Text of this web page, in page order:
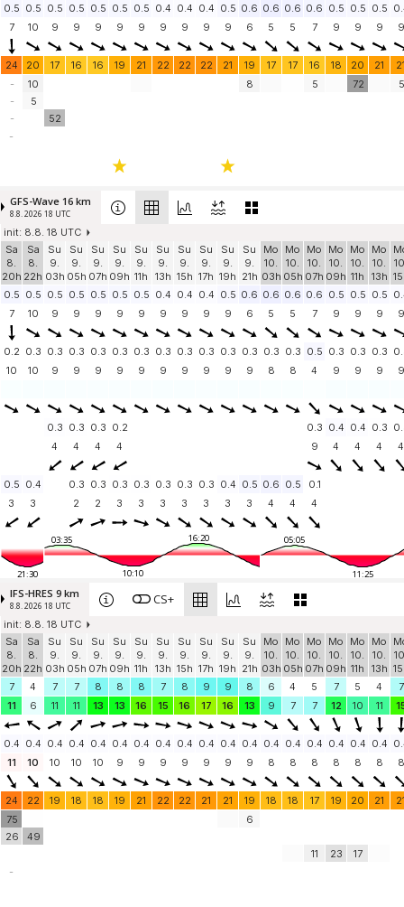
0.5 0.5 0.5 0.5 0.5 0.5 0.5 0.4 0.4 0.4 0.5 0.6 0.6 0.6 0.6 0.5 0.5 0.5
7
10 9 9 9 9 9 9 9 9 9 6 5 5 7 9 9 9 9
24 20 17 16 16 19 21 22 22 22 21 19 17 17 16 18 20 21
-
-
-
10
5
52
8 5 72 5
-
GFS-Wave 16 km
8.8. 2026 18 UTC
init: 8.8. 18 UTC
Sa
8.
20h
Sa
8.
22h
Su
9.
03h
Su
9.
05h
Su
9.
07h
Su
9.
09h
Su
9.
11h
Su
9.
13h
Su
9.
15h
Su
9.
17h
Su
9.
19h
Su
9.
21h
Mo
10.
03h
Mo
10.
05h
Mo
10.
07h
Mo
10.
09h
Mo
10.
11h
Mo
10.
13h
0.5 0.5 0.5 0.5 0.5 0.5 0.5 0.4 0.4 0.4 0.5 0.6 0.6 0.6 0.6 0.5 0.5 0.5
7
10 9 9 9 9 9 9 9 9 9 6 5 5 7 9 9 9 9
0.2 0.3 0.3 0.3 0.3 0.3 0.3 0.3 0.3 0.3 0.3 0.3 0.3 0.3 0.5 0.3 0.3 0.3
10
10 9 9 9 9 9 9 9 9 9 9 8 8 4 9 9 9 9
0.3 0.3 0.3 0.2 0.3 0.4 0.4 0.3
4
4 4 4 9 4 4 4 4
0.5 0.4 0.3 0.3 0.3 0.3 0.3 0.3 0.3 0.4 0.5 0.6 0.5
0.1
3
3 2 2 3 3 3 3 3 3 3 4 4 4
21:30
03:35 16:20
10:10
05:05
11:25
IFS-HRES 9 km
8.8. 2026 18 UTC CS+
init: 8.8. 18 UTC
Sa
8.
20h
Sa
8.
22h
Su
9.
03h
Su
9.
05h
Su
9.
07h
Su
9.
09h
Su
9.
11h
Su
9.
13h
Su
9.
15h
Su
9.
17h
Su
9.
19h
Su
9.
21h
Mo
10.
03h
Mo
10.
05h
Mo
10.
07h
Mo
10.
09h
Mo
10.
11h
Mo
10.
13h
7
4 7 7 8 8 8 7 8 9 9 8 6 4 5 7 5 4
7
11
6 11 11 13 13 16 15 16 17 16 13 9 7 7 12 10 11
0.4 0.4 0.4 0.4 0.4 0.4 0.4 0.4 0.4 0.4 0.4 0.4 0.4 0.4 0.4 0.4 0.4 0.4
11
10 10 10 10 9 9 9 9 9 9 9 8 8 8 8 8 8 8
24 22 19 18 18 19 21 22 22 21 21 19 18 18 17 19 20 21
75
26
49
6
11 23
17
-